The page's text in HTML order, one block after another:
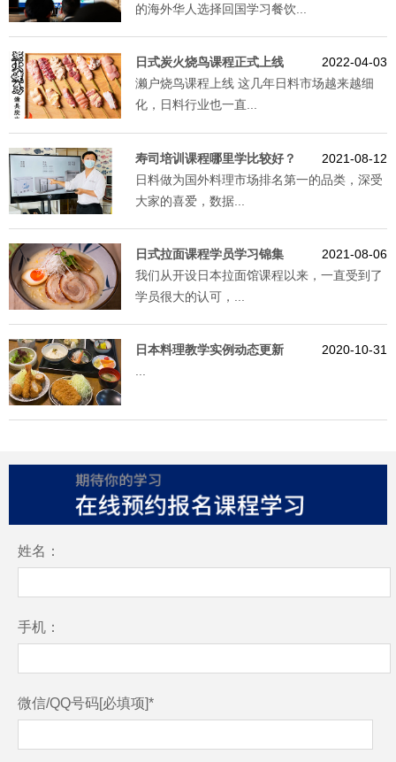
的海外华人选择回国学习餐饮...
日式炭火烧鸟课程正式上线
2022-04-03
濑户烧鸟课程上线 这几年日料市场越来越细
化，日料行业也一直...
寿司培训课程哪里学比较好？
2021-08-12
日料做为国外料理市场排名第一的品类，深受
大家的喜爱，数据...
日式拉面课程学员学习锦集
2021-08-06
我们从开设日本拉面馆课程以来，一直受到了
学员很大的认可，...
日本料理教学实例动态更新
2020-10-31
姓名：
手机：
微信/QQ号码[必填项]*